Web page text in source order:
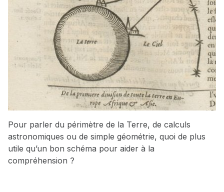
Pour parler du périmètre de la Terre, de calculs
astronomiques ou de simple géométrie, quoi de plus
utile qu’un bon schéma pour aider à la
compréhension ?